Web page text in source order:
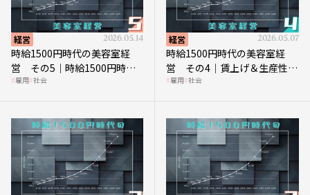
経営 2026.05.14
時給1500円時代の美容室経
営 その5｜時給1500円時代
の到来は美容業の収益構造を
雇用 社会
経営 2026.05.07
時給1500円時代の美容室経
営 その4｜賃上げ＆生産性向
上につなげる賢い助成金活用
雇用 社会